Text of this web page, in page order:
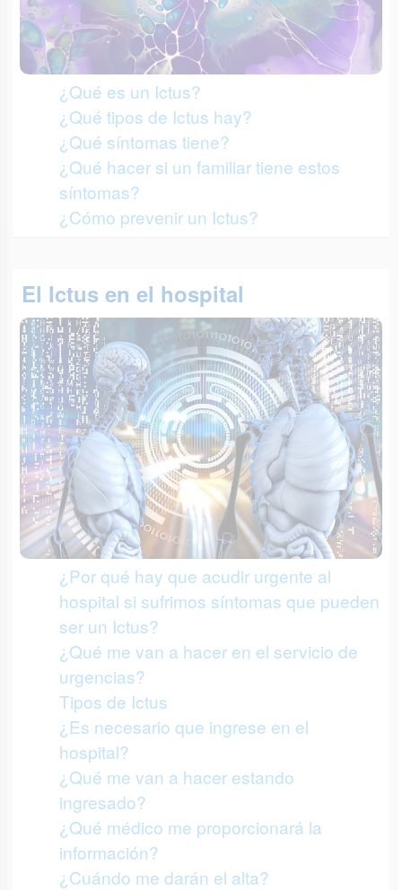
¿Qué es un Ictus?
¿Qué tipos de Ictus hay?
¿Qué síntomas tiene?
¿Qué hacer si un familiar tiene estos
síntomas?
¿Cómo prevenir un Ictus?
El Ictus en el hospital
¿Por qué hay que acudir urgente al
hospital si sufrimos síntomas que pueden
ser un Ictus?
¿Qué me van a hacer en el servicio de
urgencias?
Tipos de Ictus
¿Es necesario que ingrese en el
hospital?
¿Qué me van a hacer estando
ingresado?
¿Qué médico me proporcionará la
información?
¿Cuándo me darán el alta?